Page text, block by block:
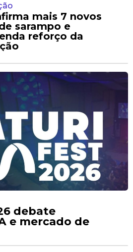
mais 7 novos
sarampo e
reforço da
debate
e mercado de